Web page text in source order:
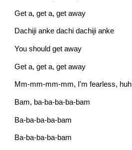
Get a, get a, get away
Dachiji anke dachi dachiji anke
You should get away
Get a, get a, get away
Mm-mm-mm-mm, I'm fearless, huh
Bam, ba-ba-ba-ba-bam
Ba-ba-ba-ba-bam
Ba-ba-ba-ba-bam